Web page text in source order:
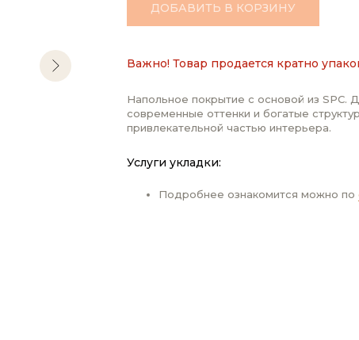
ДОБАВИТЬ В КОРЗИНУ
Важно! Товар продается кратно
Напольное покрытие с основой из SPC.
современные оттенки и богатые
привлекательной частью интерьера.
Услуги укладки:
Подробнее ознакомится можно по